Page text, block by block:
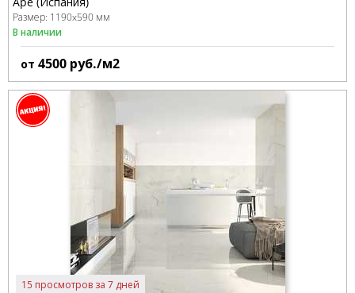
Размер: 1190x590 мм
В наличии
от 4500 руб./м2
15 просмотров за 7 дней